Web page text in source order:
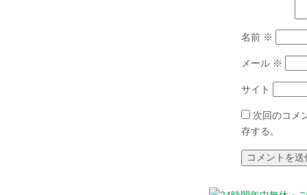
名前 ※
メール ※
サイト
次回のコメ
存する。